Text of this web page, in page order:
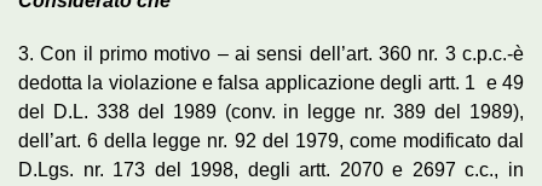
3. Con il primo motivo – ai sensi dell’art. 360 nr. 3 c.p.c.-è
dedotta la violazione e falsa applicazione degli artt. 1 e 49
del D.L. 338 del 1989 (conv. in legge nr. 389 del 1989),
dell’art. 6 della legge nr. 92 del 1979, come modificato dal
D.Lgs. nr. 173 del 1998, degli artt. 2070 e 2697 c.c., in